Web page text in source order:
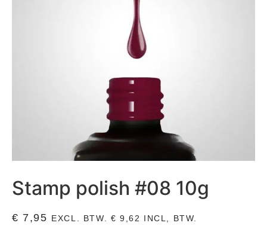
Stamp polish #08 10g
€ 7,95 EXCL. BTW. € 9,62 INCL, BTW.